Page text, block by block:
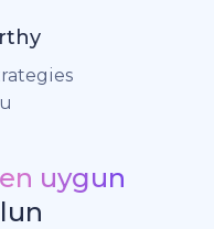
en uygun